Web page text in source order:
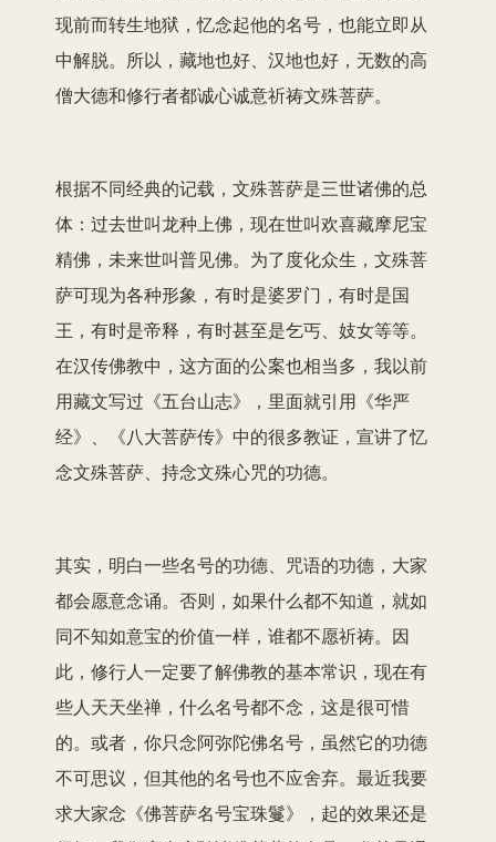
现前而转生地狱，忆念起他的名号，也能立即从
中解脱。所以，藏地也好、汉地也好，无数的高
僧大德和修行者都诚心诚意祈祷文殊菩萨。
根据不同经典的记载，文殊菩萨是三世诸佛的总
体：过去世叫龙种上佛，现在世叫欢喜藏摩尼宝
精佛，未来世叫普见佛。为了度化众生，文殊菩
萨可现为各种形象，有时是婆罗门，有时是国
王，有时是帝释，有时甚至是乞丐、妓女等等。
在汉传佛教中，这方面的公案也相当多，我以前
用藏文写过《五台山志》，里面就引用《华严
经》、《八大菩萨传》中的很多教证，宣讲了忆
念文殊菩萨、持念文殊心咒的功德。
其实，明白一些名号的功德、咒语的功德，大家
都会愿意念诵。否则，如果什么都不知道，就如
同不知如意宝的价值一样，谁都不愿祈祷。因
此，修行人一定要了解佛教的基本常识，现在有
些人天天坐禅，什么名号都不念，这是很可惜
的。或者，你只念阿弥陀佛名号，虽然它的功德
不可思议，但其他的名号也不应舍弃。最近我要
求大家念《佛菩萨名号宝珠鬘》，起的效果还是